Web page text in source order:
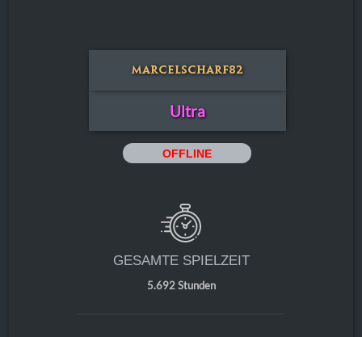
MarcelScharf82
Ultra
OFFLINE
GESAMTE SPIELZEIT
5.692 Stunden